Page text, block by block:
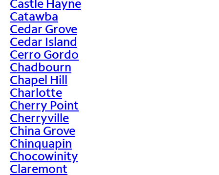
Castle Hayne
Catawba
Cedar Grove
Cedar Island
Cerro Gordo
Chadbourn
Chapel Hill
Charlotte
Cherry Point
Cherryville
China Grove
Chinquapin
Chocowinity
Claremont